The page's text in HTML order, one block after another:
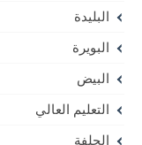
البليدة
البويرة
البيض
التعليم العالي
الجلفة